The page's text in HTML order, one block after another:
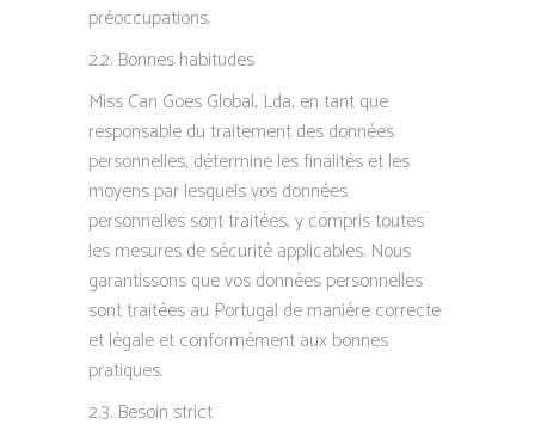
préoccupations.
2.2. Bonnes habitudes
Miss Can Goes Global, Lda, en tant que
responsable du traitement des données
personnelles, détermine les finalités et les
moyens par lesquels vos données
personnelles sont traitées, y compris toutes
les mesures de sécurité applicables. Nous
garantissons que vos données personnelles
sont traitées au Portugal de manière correcte
et légale et conformément aux bonnes
pratiques.
2.3. Besoin strict